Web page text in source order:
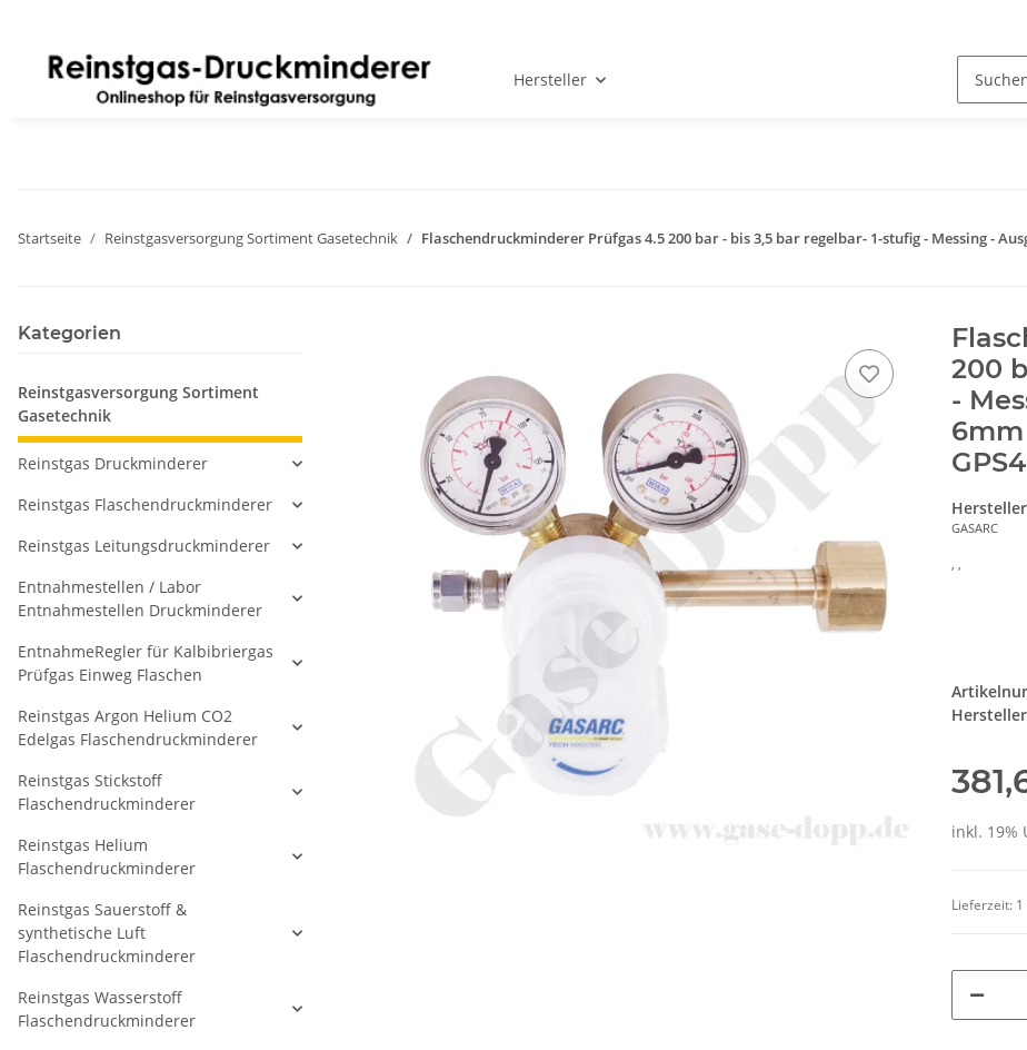
Hersteller
Startseite Reinstgasversorgung Sortiment Gasetechnik Flaschendruckminderer Prüfgas 4.5 200 bar - bis 3,5 bar regelbar- 1-stufig - Messing -
200
-
6mm
GASARC
, ,
inkl. 19%
Lieferzeit:
Kategorien
Reinstgasversorgung Sortiment
Gasetechnik
Reinstgas Druckminderer
Reinstgas Flaschendruckminderer
Reinstgas Leitungsdruckminderer
Entnahmestellen / Labor
Entnahmestellen Druckminderer
EntnahmeRegler für Kalbibriergas
Prüfgas Einweg Flaschen
Reinstgas Argon Helium CO2
Edelgas Flaschendruckminderer
Reinstgas Stickstoff
Flaschendruckminderer
Reinstgas Helium
Flaschendruckminderer
Reinstgas Sauerstoff &
synthetische Luft
Flaschendruckminderer
Reinstgas Wasserstoff
Flaschendruckminderer